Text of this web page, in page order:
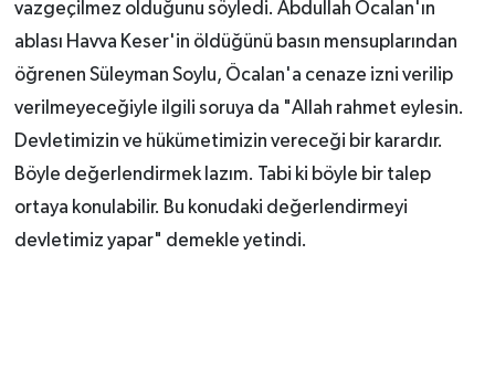
vazgeçilmez olduğunu söyledi. Abdullah Öcalan'ın
ablası Havva Keser'in öldüğünü basın mensuplarından
öğrenen Süleyman Soylu, Öcalan'a cenaze izni verilip
verilmeyeceğiyle ilgili soruya da "Allah rahmet eylesin.
Devletimizin ve hükümetimizin vereceği bir karardır.
Böyle değerlendirmek lazım. Tabi ki böyle bir talep
ortaya konulabilir. Bu konudaki değerlendirmeyi
devletimiz yapar" demekle yetindi.